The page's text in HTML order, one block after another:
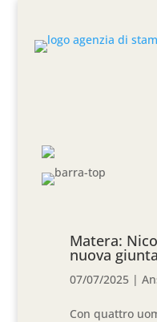
Matera:
nuova
07/07/2025 |
Con quattro